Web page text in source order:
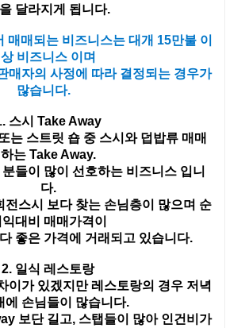
달라지게 됩니다.
매매되는 비즈니스는 대개 15만불 이
상 비즈니스 이며
매자의 사정에 따라 결정되는 경우가
많습니다.
스시 Take Away
는 스트릿 숍 중 스시와 덥밥류 매매
하는Take Away.
들이 많이 선호하는 비즈니스 입니
다.
전스시 보다 찾는 손님층이 많으며 순
익대비 매매가격이
좋은 가격에 거래되고 있습니다.
2. 일식 레스토랑
이가 있겠지만 레스토랑의 경우 저녁
에 손님들이 많습니다.
보단 길고, 스탭들이 많아 인건비가